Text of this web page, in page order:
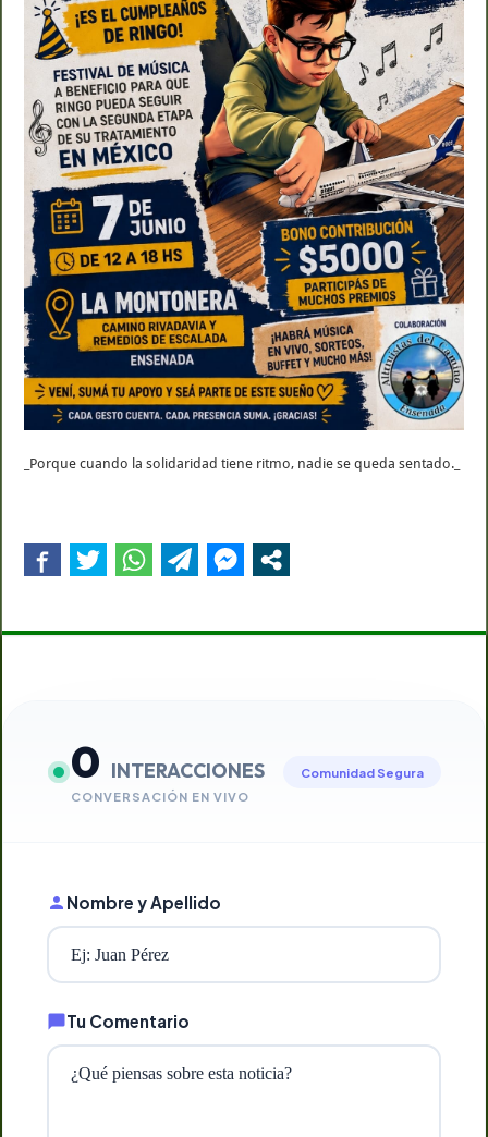
_Porque cuando la solidaridad tiene ritmo, nadie se queda sentado._
0 INTERACCIONES
CONVERSACIÓN EN VIVO
Comunidad Segura
Nombre y Apellido
Tu Comentario